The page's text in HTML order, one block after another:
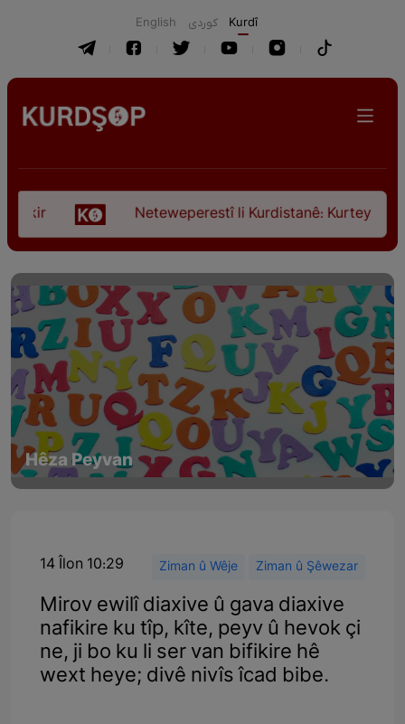
English كوردی Kurdî
Neteweperestî li Kurdistanê: Kurteya
Hêza Peyvan
14 Îlon 10:29 Ziman û Wêje Ziman û Şêwezar
Mirov ewilî diaxive û gava diaxive
nafikire ku tîp, kîte, peyv û hevok çi
ne, ji bo ku li ser van bifikire hê
wext heye; divê nivîs îcad bibe.